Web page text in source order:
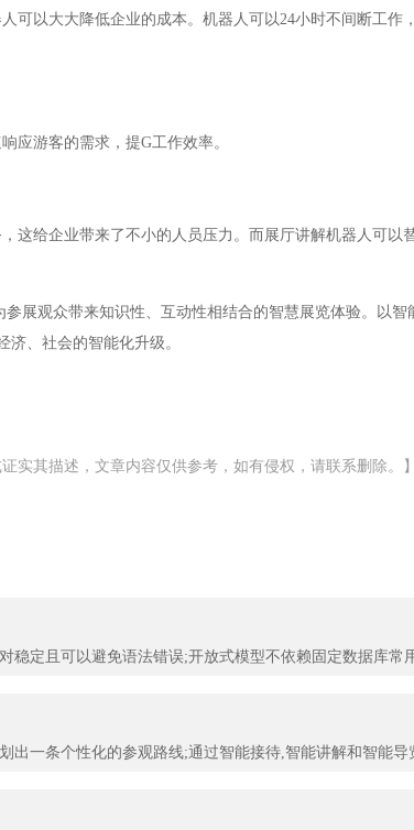
可以大大降低企业的成本。机器人可以24小时不间断工作
应游客的需求，提G工作效率。
这给企业带来了不小的人员压力。而展厅讲解机器人可以
展观众带来知识性、互动性相结合的智慧展览体验。以智
、社会的智能化升级。
实其描述，文章内容仅供参考，如有侵权，请联系删除。】
定且可以避免语法错误;开放式模型不依赖固定数据库常
一条个性化的参观路线;通过智能接待,智能讲解和智能导